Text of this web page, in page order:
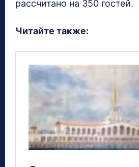
рассчитано на 350 гостей.
Читайте также: